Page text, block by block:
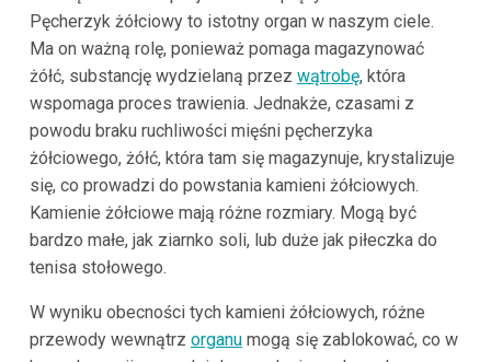
Pęcherzyk żółciowy to istotny organ w naszym ciele.
Ma on ważną rolę, ponieważ pomaga magazynować
żółć, substancję wydzielaną przez wątrobę, która
wspomaga proces trawienia. Jednakże, czasami z
powodu braku ruchliwości mięśni pęcherzyka
żółciowego, żółć, która tam się magazynuje, krystalizuje
się, co prowadzi do powstania kamieni żółciowych.
Kamienie żółciowe mają różne rozmiary. Mogą być
bardzo małe, jak ziarnko soli, lub duże jak piłeczka do
tenisa stołowego.
W wyniku obecności tych kamieni żółciowych, różne
przewody wewnątrz organumogą się zablokować, co w